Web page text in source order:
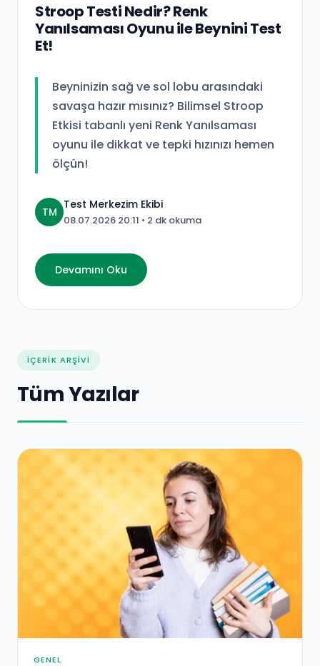
Stroop Testi Nedir? Renk
Yanılsaması Oyunu ile Beynini Test
Et!
Beyninizin sağ ve sol lobu arasındaki
savaşa hazır mısınız? Bilimsel Stroop
Etkisi tabanlı yeni Renk Yanılsaması
oyunu ile dikkat ve tepki hızınızı hemen
ölçün!
TM
Test Merkezim Ekibi
08.07.2026 20:11 • 2 dk okuma
Devamını Oku
İÇERIK ARŞIVI
Tüm Yazılar
GENEL